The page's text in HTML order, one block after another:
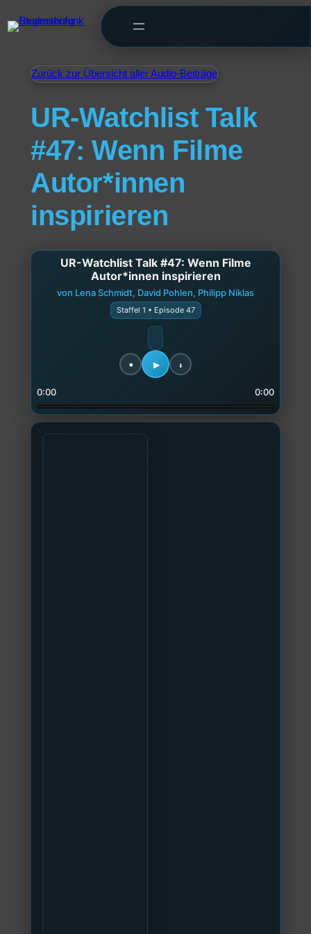
Zurück zur Übersicht aller Audio-Beiträge
UR-Watchlist Talk
#47: Wenn Filme
Autor*innen
inspirieren
UR-Watchlist Talk #47: Wenn Filme
Autor*innen inspirieren
von Lena Schmidt, David Pohlen, Philipp Niklas
Staffel 1 • Episode 47
0:00 0:00